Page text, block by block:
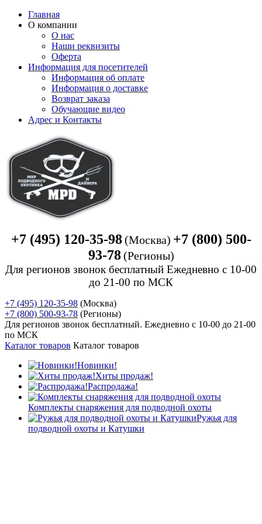
Главная
О компании
О нас
Наши реквизиты
Оферта
Информация для посетителей
Информация об оплате
Информация о доставке
Возврат заказа
Обучающие видео
Адрес и Контакты
+7 (495) 120-35-98 (Москва) +7 (800) 500-
93-78 (Регионы)
Для регионов звонок бесплатный Ежедневно с 10-00
до 21-00 по МСК
+7 (495) 120-35-98 (Москва)
+7 (800) 500-93-78 (Регионы)
Для регионов звонок бесплатный. Ежедневно с 10-00 до 21-00
по МСК
Каталог товаров Каталог товаров
Новинки!
Хиты продаж!
Распродажа!
Комплекты снаряжения для подводной охоты
Ружья для
подводной охоты и Катушки